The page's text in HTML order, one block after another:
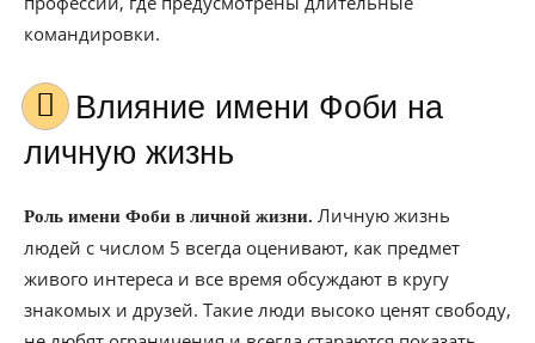
командировки.
Влияние имени Фоби на
личную жизнь
Роль имени Фоби в личной жизни. Личную жизнь
людей с числом 5 всегда оценивают, как предмет
живого интереса и все время обсуждают в кругу
знакомых и друзей. Такие люди высоко ценят свободу,